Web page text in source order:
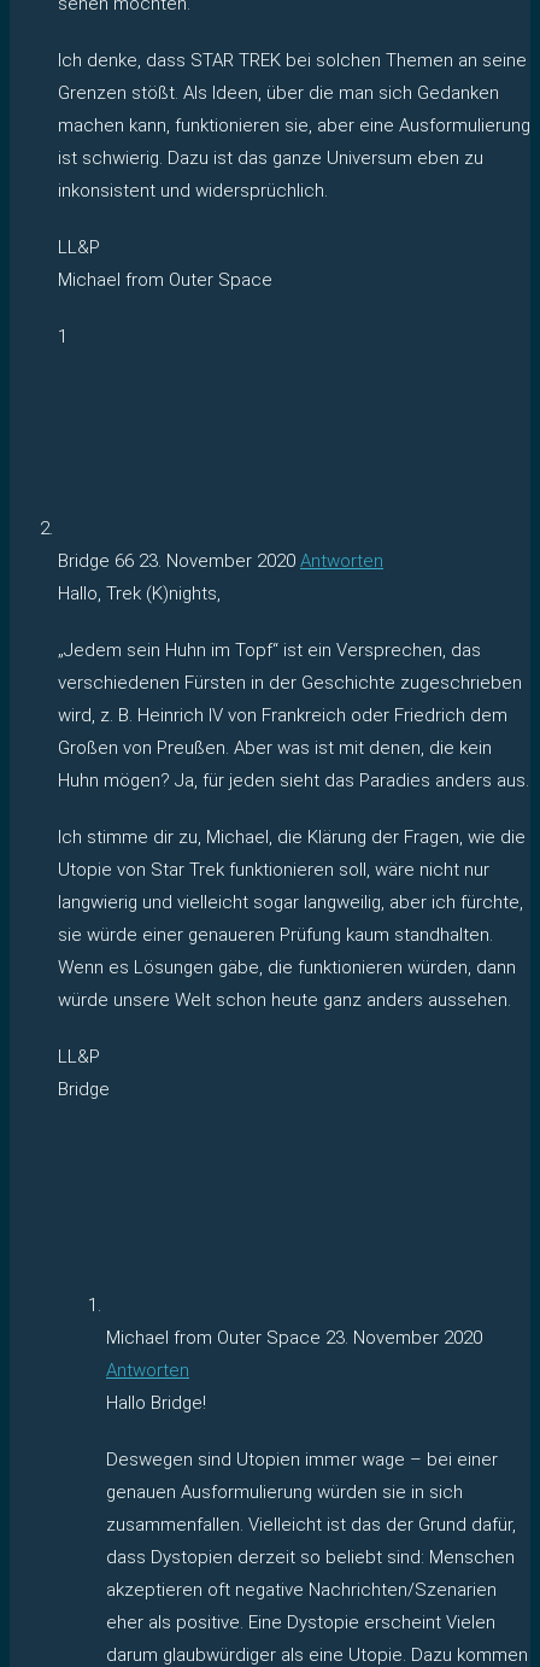
Ich denke, dass STAR TREK bei solchen Themen an seine
Grenzen stößt. Als Ideen, über die man sich Gedanken
machen kann, funktionieren sie, aber eine Ausformulierung
ist schwierig. Dazu ist das ganze Universum eben zu
inkonsistent und widersprüchlich.
LL&P
Michael from Outer Space
1
Bridge 66 23. November 2020 Antworten
Hallo, Trek (K)nights,
„Jedem sein Huhn im Topf“ ist ein Versprechen, das
verschiedenen Fürsten in der Geschichte zugeschrieben
wird, z. B. Heinrich IV von Frankreich oder Friedrich dem
Großen von Preußen. Aber was ist mit denen, die kein
Huhn mögen? Ja, für jeden sieht das Paradies anders aus.
Ich stimme dir zu, Michael, die Klärung der Fragen, wie die
Utopie von Star Trek funktionieren soll, wäre nicht nur
langwierig und vielleicht sogar langweilig, aber ich fürchte,
sie würde einer genaueren Prüfung kaum standhalten.
Wenn es Lösungen gäbe, die funktionieren würden, dann
würde unsere Welt schon heute ganz anders aussehen.
LL&P
Bridge
Michael from Outer Space 23. November 2020
Antworten
Hallo Bridge!
Deswegen sind Utopien immer wage – bei einer
genauen Ausformulierung würden sie in sich
zusammenfallen. Vielleicht ist das der Grund dafür,
dass Dystopien derzeit so beliebt sind: Menschen
akzeptieren oft negative Nachrichten/Szenarien
eher als positive. Eine Dystopie erscheint Vielen
darum glaubwürdiger als eine Utopie. Dazu kommen